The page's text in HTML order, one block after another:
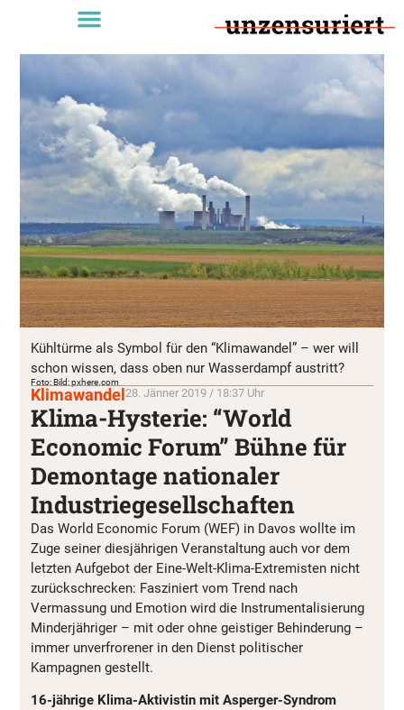
Kühltürme als Symbol für den “Klimawandel” – wer will
schon wissen, dass oben nur Wasserdampf austritt?
Foto: Bild: pxhere.com
Klimawandel 28. Jänner 2019 / 18:37 Uhr
Klima-Hysterie: “World
Economic Forum” Bühne für
Demontage nationaler
Industriegesellschaften
Das World Economic Forum (WEF) in Davos wollte im
Zuge seiner diesjährigen Veranstaltung auch vor dem
letzten Aufgebot der Eine-Welt-Klima-Extremisten nicht
zurückschrecken: Fasziniert vom Trend nach
Vermassung und Emotion wird die Instrumentalisierung
Minderjähriger – mit oder ohne geistiger Behinderung –
immer unverfrorener in den Dienst politischer
Kampagnen gestellt.
16-jährige Klima-Aktivistin mit Asperger-Syndrom